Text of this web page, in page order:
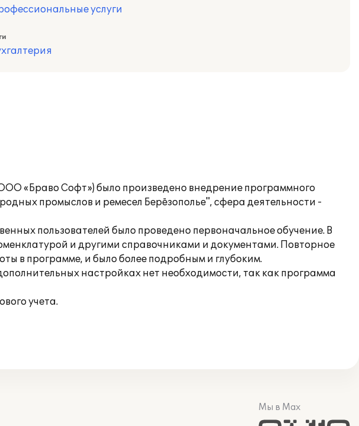
услуги
«Браво Софт») было произведено внедрение программного
промыслов и ремесел Берёзополье", сфера деятельности -
пользователей было проведено первоначальное обучение. В
и другими справочниками и документами. Повторное
в программе, и было более подробным и глубоким.
настройках нет необходимости, так как программа
учета.
Мы в Max